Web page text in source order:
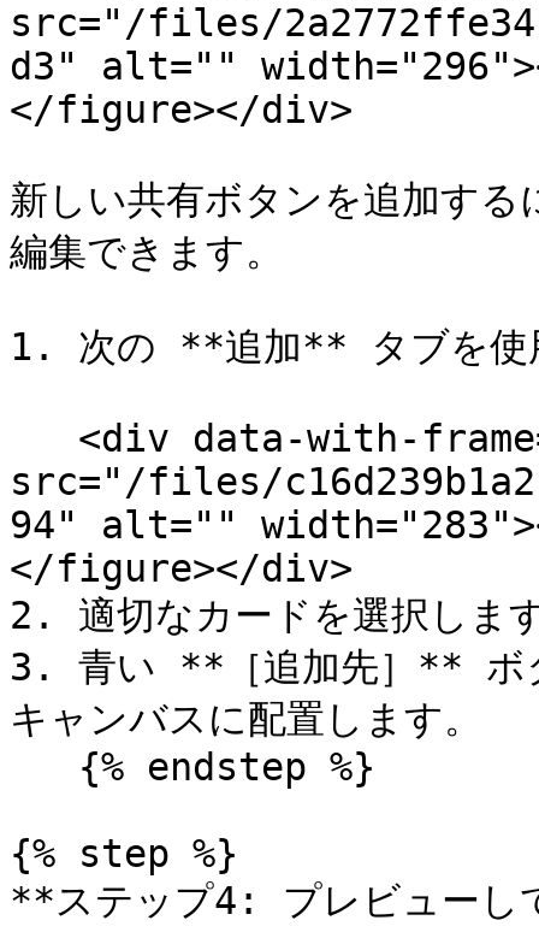
src="/files/
d3" alt=""
</figure></div>
新しい共有ボタンを追加す
編集できます。
1. 次の **追加** タブを
src="/files/
94" alt=""
</figure></div>
2. 適切なカードを選択しま
3. 青い **［追加先］** ボ
キャンバスに配置します。
{% step %}
**ステップ4: プレビューし